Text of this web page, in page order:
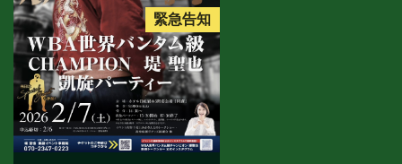
緊急告知